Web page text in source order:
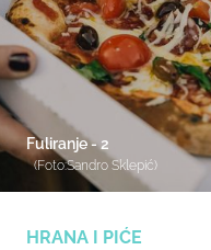
HRANA I PIĆE
Fuliranje - 2
(Foto:Sandro Sklepić)